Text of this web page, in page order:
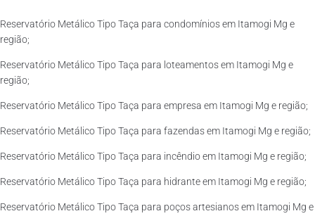
Reservatório Metálico Tipo Taça para condomínios em Itamogi Mg e
região;
Reservatório Metálico Tipo Taça para loteamentos em Itamogi Mg e
região;
Reservatório Metálico Tipo Taça para empresa em Itamogi Mg e região;
Reservatório Metálico Tipo Taça para fazendas em Itamogi Mg e região;
Reservatório Metálico Tipo Taça para incêndio em Itamogi Mg e região;
Reservatório Metálico Tipo Taça para hidrante em Itamogi Mg e região;
Reservatório Metálico Tipo Taça para poços artesianos em Itamogi Mg e